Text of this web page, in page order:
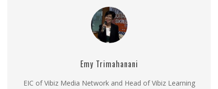
Emy Trimahanani
EIC of Vibiz Media Network and Head of Vibiz Learning